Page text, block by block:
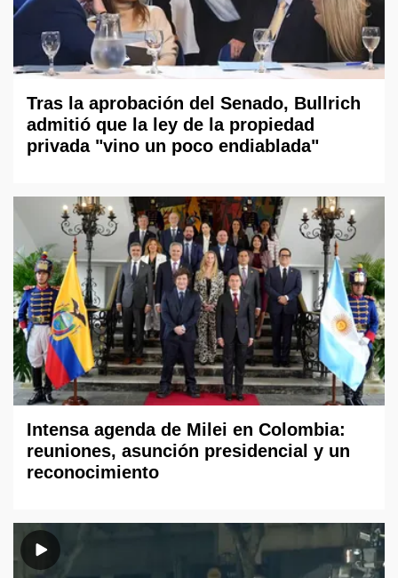
Tras la aprobación del Senado, Bullrich
admitió que la ley de la propiedad
privada "vino un poco endiablada"
Intensa agenda de Milei en Colombia:
reuniones, asunción presidencial y un
reconocimiento